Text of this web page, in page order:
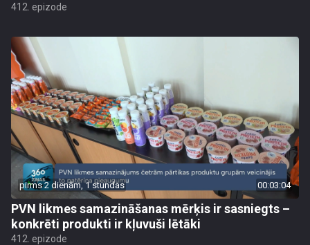
412. epizode
pirms 2 dienām, 1 stundas 00:03:04
PVN likmes samazināšanas mērķis ir sasniegts –
konkrēti produkti ir kļuvuši lētāki
412. epizode